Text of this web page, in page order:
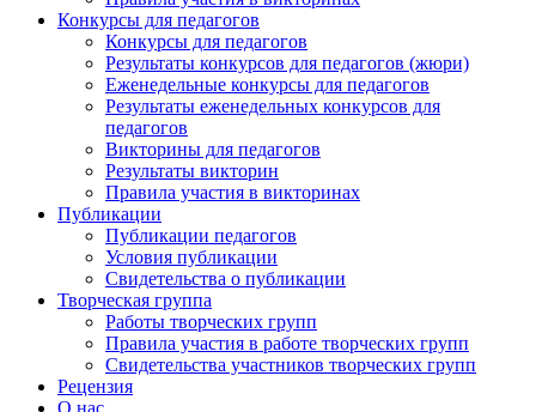
Конкурсы для педагогов
Конкурсы для педагогов
Результаты конкурсов для педагогов (жюри)
Еженедельные конкурсы для педагогов
Результаты еженедельных конкурсов для
педагогов
Викторины для педагогов
Результаты викторин
Правила участия в викторинах
Публикации
Публикации педагогов
Условия публикации
Свидетельства о публикации
Творческая группа
Работы творческих групп
Правила участия в работе творческих групп
Свидетельства участников творческих групп
Рецензия
О нас